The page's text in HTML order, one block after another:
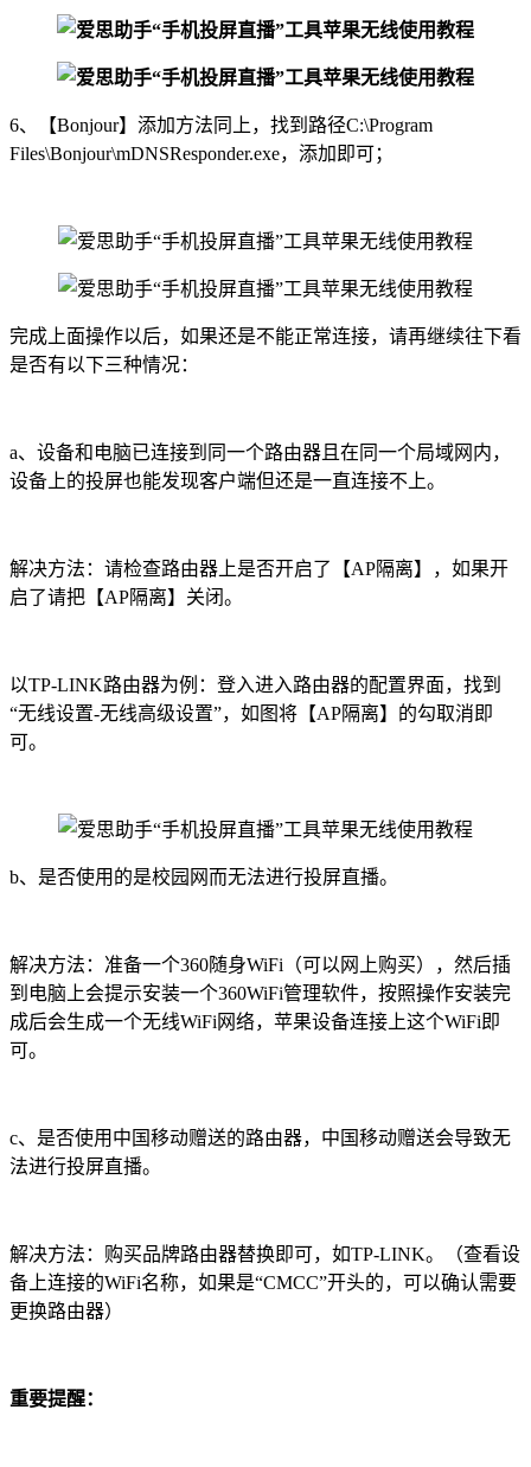
6、【Bonjour】添加方法同上，找到路径C:\Program
Files\Bonjour\mDNSResponder.exe，添加即可；
完成上面操作以后，如果还是不能正常连接，请再继续往下看
是否有以下三种情况：
a、设备和电脑已连接到同一个路由器且在同一个局域网内，
设备上的投屏也能发现客户端但还是一直连接不上。
解决方法：请检查路由器上是否开启了【AP隔离】，如果开
启了请把【AP隔离】关闭。
以TP-LINK路由器为例：登入进入路由器的配置界面，找到
“无线设置-无线高级设置”，如图将【AP隔离】的勾取消即
可。
b、是否使用的是校园网而无法进行投屏直播。
解决方法：准备一个360随身WiFi（可以网上购买），然后插
到电脑上会提示安装一个360WiFi管理软件，按照操作安装完
成后会生成一个无线WiFi网络，苹果设备连接上这个WiFi即
可。
c、是否使用中国移动赠送的路由器，中国移动赠送会导致无
法进行投屏直播。
解决方法：购买品牌路由器替换即可，如TP-LINK。（查看设
备上连接的WiFi名称，如果是“CMCC”开头的，可以确认需要
更换路由器）
重要提醒：